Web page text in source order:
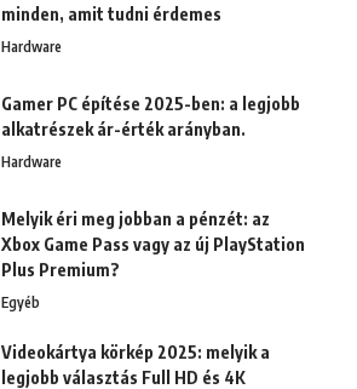
minden, amit tudni érdemes
Hardware
Gamer PC építése 2025-ben: a legjobb
alkatrészek ár-érték arányban.
Hardware
Melyik éri meg jobban a pénzét: az
Xbox Game Pass vagy az új PlayStation
Plus Premium?
Egyéb
Videokártya körkép 2025: melyik a
legjobb választás Full HD és 4K